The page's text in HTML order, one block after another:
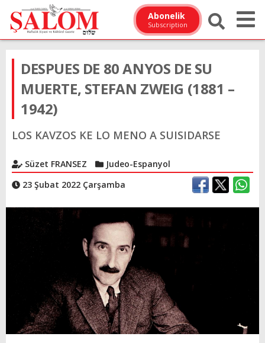
Abonelik
Subscription
DESPUES DE 80 ANYOS DE SU
MUERTE, STEFAN ZWEIG (1881 –
1942)
LOS KAVZOS KE LO MENO A SUISIDARSE
Süzet FRANSEZ
Judeo-Espanyol
23 Şubat 2022 Çarşamba